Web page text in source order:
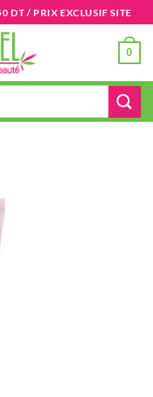
DT / PRIX EXCLUSIF SITE
0